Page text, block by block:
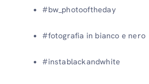
#bw_photooftheday
#fotografia in bianco e nero
#instablackandwhite